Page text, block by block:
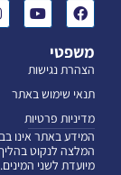
משפטי
הצהרת נגישות
תנאי שימוש באתר
מדיניות פרטיות
המידע באתר אינו
המלצה לנקוט
מיועדת לשני המינים.